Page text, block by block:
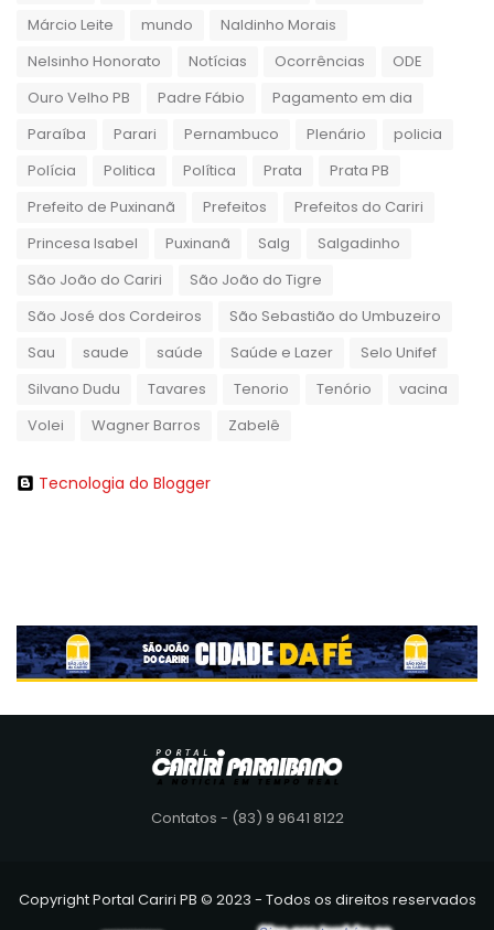
Márcio Leite
mundo
Naldinho Morais
Nelsinho Honorato
Notícias Ocorrências
ODE
Ouro Velho PB
Padre Fábio
Pagamento em dia
Paraíba
Parari Pernambuco Plenário
policia
Polícia
Politica Política Prata
Prata PB
Prefeito de Puxinanã
Prefeitos
Prefeitos do Cariri
Princesa Isabel
Puxinanã Salg
Salgadinho
São João do Cariri
São João do Tigre
São José dos Cordeiros
São Sebastião do Umbuzeiro
Sau
saude saúde Saúde e Lazer
Selo Unifef
Silvano Dudu
Tavares Tenorio Tenório
vacina
Volei
Wagner Barros Zabelê
Tecnologia do Blogger
Contatos - (83) 9 9641 8122
Copyright Portal Cariri PB © 2023 - Todos os direitos reservados